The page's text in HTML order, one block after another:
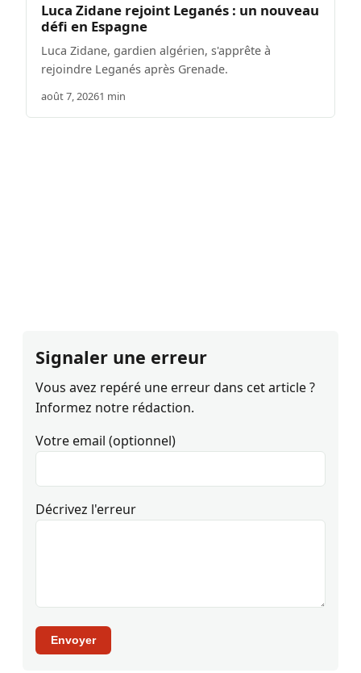
Luca Zidane rejoint Leganés : un nouveau
défi en Espagne
Luca Zidane, gardien algérien, s'apprête à
rejoindre Leganés après Grenade.
août 7, 20261 min
Signaler une erreur
Vous avez repéré une erreur dans cet article ?
Informez notre rédaction.
Votre email (optionnel)
Décrivez l'erreur
Envoyer